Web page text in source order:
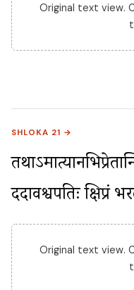
Original text view.
SHLOKA 21 →
ददावश्वपतिः क्षिप्रं
Original text view.